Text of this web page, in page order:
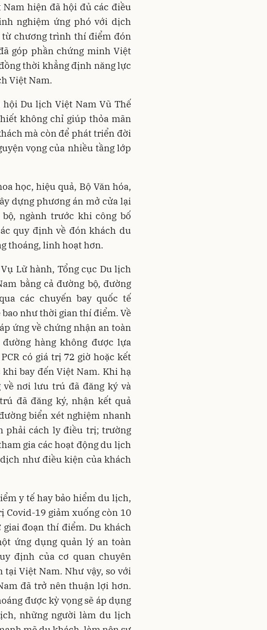
hiện đã hội đủ các điều
nghiệm ứng phó với dịch
từ chương trình thí điểm đón
góp phần chứng minh Việt
thời khẳng định năng lực
Việt Nam.
Du lịch Việt Nam Vũ Thế
không chỉ giúp thỏa mãn
mà còn để phát triển đời
vọng của nhiều tầng lớp
học, hiệu quả, Bộ Văn hóa,
dựng phương án mở cửa lại
ngành trước khi công bố
quy định về đón khách du
thoáng, linh hoạt hơn.
Lữ hành, Tổng cục Du lịch
bằng cả đường bộ, đường
các chuyến bay quốc tế
như thời gian thí điểm. Về
ứng về chứng nhận an toàn
hàng không được lựa
có giá trị 72 giờ hoặc kết
bay đến Việt Nam. Khi hạ
về nơi lưu trú đã đăng ký và
đã đăng ký, nhận kết quả
biển xét nghiệm nhanh
phải cách ly điều trị; trường
gia các hoạt động du lịch
như điều kiện của khách
y tế hay bảo hiểm du lịch,
19 giảm xuống còn 10
giai đoạn thí điểm. Du khách
ứng dụng quản lý an toàn
định của cơ quan chuyên
Việt Nam. Như vậy, so với
đã trở nên thuận lợi hơn.
được kỳ vọng sẽ áp dụng
những người làm du lịch